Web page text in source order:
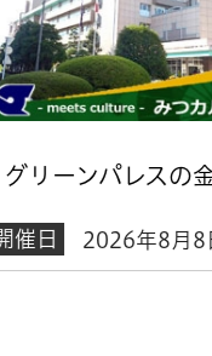
図書館スタ
なし会（赤
松川健康サ
ー）